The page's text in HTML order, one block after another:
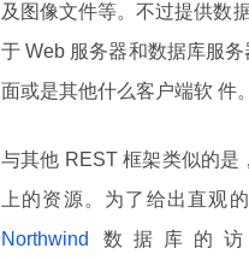
及图像文件等。不过提供数
于 Web 服务器和数据库服
面或是其他什么客户端软 件
与其他 REST 框架类似的是
上的资源。为了给出直观
Northwind 数据库的